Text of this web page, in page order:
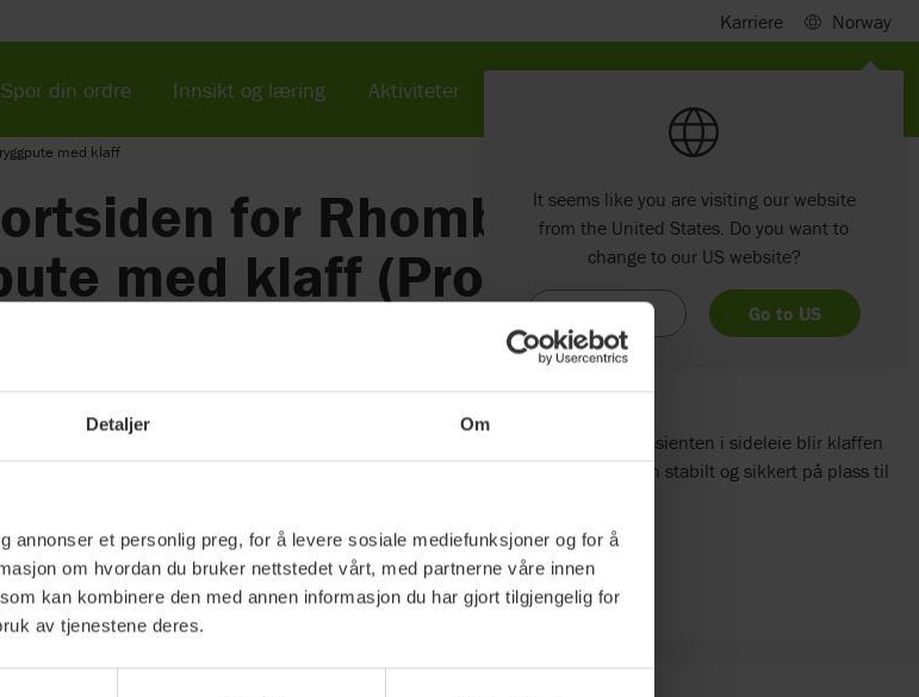
Detaljer Om
annonser et personlig preg, for å levere sosiale mediefunksjoner og for å
om hvordan du bruker nettstedet vårt, med partnerne våre innen
kan kombinere den med annen informasjon du har gjort tilgjengelig for
av tjenestene deres.
med klaff
for Rhombo-med®
med klaff (Produktet har
posisjonering
med klaff er fylt med polypropylen kuler og Rhombo-fill skumbiter. Med pasienten i sideleie blir klaffen
pasienten legges i 30° sideleie og pga pasientens kroppsvekt ligger puten stabilt og sikkert på plass til
og støtter i 30° stilling.
Karriere Norway
Spor din ordre Innsikt og læring Aktiviteter
It seems like you are visiting our website
from the United States. Do you want to
change to our US website?
Go to US